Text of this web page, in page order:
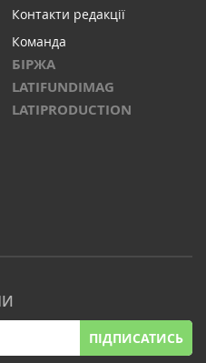
Контакти редакції
Команда
БІРЖА
LATIFUNDIMAG
LATIPRODUCTION
ПІДПИСАТИСЬ